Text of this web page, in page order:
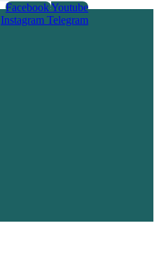
FacebookYoutube
Instagram Telegram